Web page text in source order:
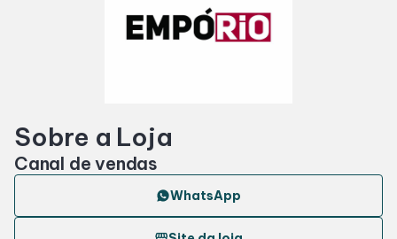
Cinema
Sobre a Loja
Canal de vendas
WhatsApp